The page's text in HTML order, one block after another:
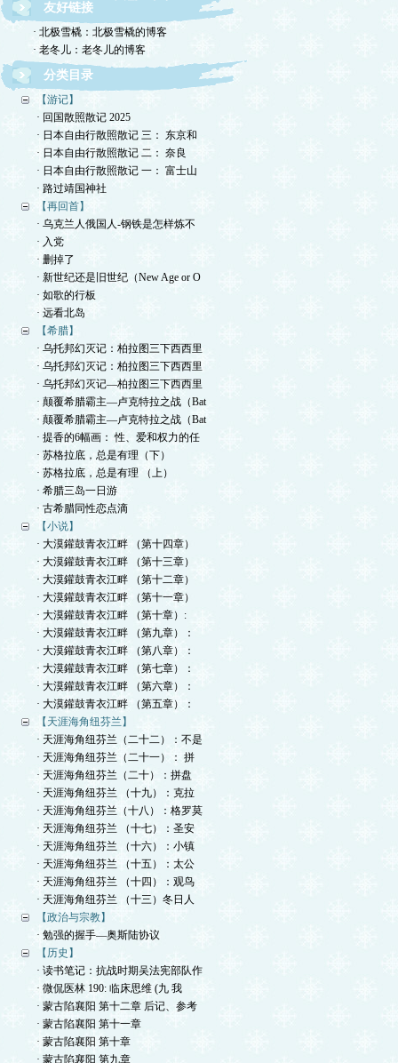
友好链接
· 北极雪橇：北极雪橇的博客
· 老冬儿：老冬儿的博客
分类目录
【游记】
· 回国散照散记 2025
· 日本自由行散照散记 三： 东京和
· 日本自由行散照散记 二： 奈良
· 日本自由行散照散记 一： 富士山
· 路过靖国神社
【再回首】
· 乌克兰人俄国人-钢铁是怎样炼不
· 入党
· 删掉了
· 新世纪还是旧世纪（New Age or O
· 如歌的行板
· 远看北岛
【希腊】
· 乌托邦幻灭记：柏拉图三下西西里
· 乌托邦幻灭记：柏拉图三下西西里
· 乌托邦幻灭记—柏拉图三下西西里
· 颠覆希腊霸主—卢克特拉之战（Bat
· 颠覆希腊霸主—卢克特拉之战（Bat
· 提香的6幅画： 性、爱和权力的任
· 苏格拉底，总是有理（下）
· 苏格拉底，总是有理 （上）
· 希腊三岛一日游
· 古希腊同性恋点滴
【小说】
· 大漠鑵鼓青衣江畔 （第十四章）
· 大漠鑵鼓青衣江畔 （第十三章）
· 大漠鑵鼓青衣江畔 （第十二章）
· 大漠鑵鼓青衣江畔 （第十一章）
· 大漠鑵鼓青衣江畔 （第十章）:
· 大漠鑵鼓青衣江畔 （第九章）：
· 大漠鑵鼓青衣江畔 （第八章）：
· 大漠鑵鼓青衣江畔 （第七章）：
· 大漠鑵鼓青衣江畔 （第六章）：
· 大漠鑵鼓青衣江畔 （第五章）：
【天涯海角纽芬兰】
· 天涯海角纽芬兰（二十二）：不是
· 天涯海角纽芬兰（二十一）： 拼
· 天涯海角纽芬兰（二十）：拼盘
· 天涯海角纽芬兰 （十九）：克拉
· 天涯海角纽芬兰（十八）：格罗莫
· 天涯海角纽芬兰 （十七）：圣安
· 天涯海角纽芬兰 （十六）：小镇
· 天涯海角纽芬兰 （十五）：太公
· 天涯海角纽芬兰 （十四）：观鸟
· 天涯海角纽芬兰 （十三）冬日人
【政治与宗教】
· 勉强的握手—奥斯陆协议
【历史】
· 读书笔记：抗战时期吴法宪部队作
· 微侃医林 190: 临床思维 (九 我
· 蒙古陷襄阳 第十二章 后记、参考
· 蒙古陷襄阳 第十一章
· 蒙古陷襄阳 第十章
· 蒙古陷襄阳 第九章